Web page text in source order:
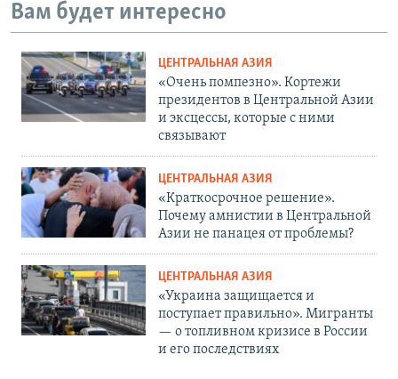
Вам будет интересно
ЦЕНТРАЛЬНАЯ АЗИЯ
«Очень помпезно». Кортежи
президентов в Центральной Азии
и эксцессы, которые с ними
связывают
ЦЕНТРАЛЬНАЯ АЗИЯ
«Краткосрочное решение».
Почему амнистии в Центральной
Азии не панацея от проблемы?
ЦЕНТРАЛЬНАЯ АЗИЯ
«Украина защищается и
поступает правильно». Мигранты
— о топливном кризисе в России
и его последствиях